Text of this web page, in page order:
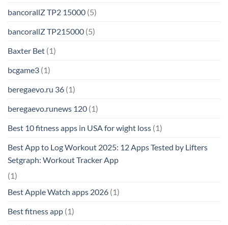
bancorallZ TP2 15000 (5)
bancorallZ TP215000 (5)
Baxter Bet (1)
bcgame3 (1)
beregaevo.ru 36 (1)
beregaevo.runews 120 (1)
Best 10 fitness apps in USA for wight loss (1)
Best App to Log Workout 2025: 12 Apps Tested by Lifters
Setgraph: Workout Tracker App
(1)
Best Apple Watch apps 2026 (1)
Best fitness app (1)